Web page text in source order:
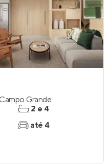
Campo Grande
2 e 4
até 4